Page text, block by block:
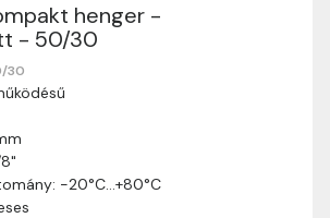
henger -
- 50/30
30
-20°C…+80°C
hogy webshopunkat választottátok
Az alábbiakban megtaláljátok szállítási
a vásárlásotok gördülékenyen és
történhessen.
belül kézbesítjük. Amennyiben
kifolyólag a szállítás hosszabb